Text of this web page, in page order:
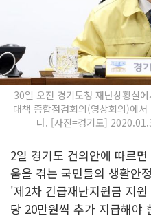
30일 오전 경기도청 재난상황실
대책 종합점검회의(영상회의)에
다. [사진=경기도]
2일 경기도 건의안에 따르
움을 겪는 국민들의 생활안
'제2차 긴급재난지원금 지
당 20만원씩 추가 지급해야